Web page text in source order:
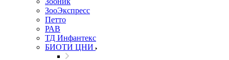
ЗооЭкспресс
Петто
РАВ
ТД Инфантекс
БИОТИ ЦНИ